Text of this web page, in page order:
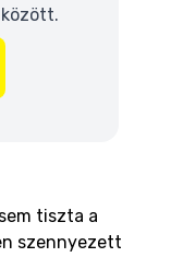
tiszta a
szennyezett